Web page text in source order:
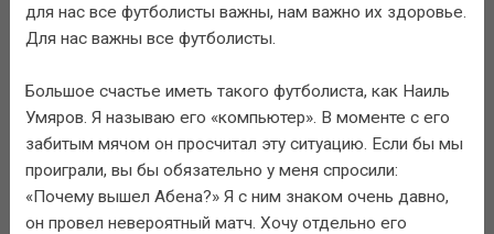
для нас все футболисты важны, нам важно их здоровье.
Для нас важны все футболисты.
Большое счастье иметь такого футболиста, как Наиль
Умяров. Я называю его «компьютер». В моменте с его
забитым мячом он просчитал эту ситуацию. Если бы мы
проиграли, вы бы обязательно у меня спросили:
«Почему вышел Абена?» Я с ним знаком очень давно,
он провел невероятный матч. Хочу отдельно его